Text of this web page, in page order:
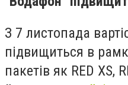
З 7 листопада
підвищиться в
пакетів як RED XS,